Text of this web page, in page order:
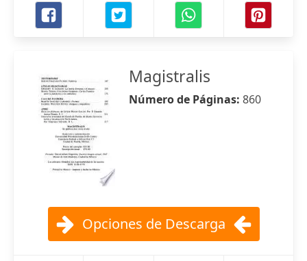
Magistralis
Número de Páginas: 860
Opciones de Descarga